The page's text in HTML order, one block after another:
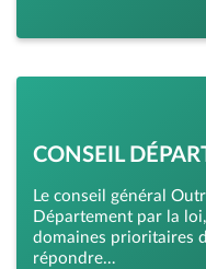
CONSEIL
Le conseil général
Département par la
domaines prioritaires
répondre…